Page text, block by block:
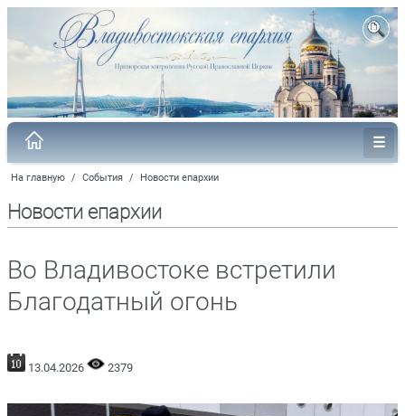
На главную / События / Новости епархии
Новости епархии
Во Владивостоке встретили
Благодатный огонь
13.04.2026 2379